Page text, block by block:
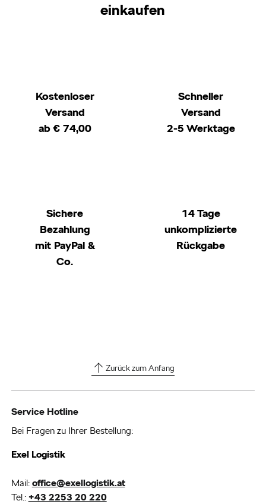
einkaufen
Kostenloser
Versand
ab € 74,00
Schneller
Versand
2-5 Werktage
Sichere
Bezahlung
mit PayPal &
Co.
14 Tage
unkomplizierte
Rückgabe
Zurück zum Anfang
Service Hotline
Bei Fragen zu Ihrer Bestellung:
Exel Logistik
Mail: office@exellogistik.at
Tel.: +43 2253 20 220